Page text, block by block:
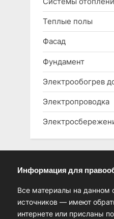
Теплые полы
Фасад
Фундамент
Электрообогрев
Электропроводка
Информация для
Все материалы на данном
источников — имеют
интернете или присланы